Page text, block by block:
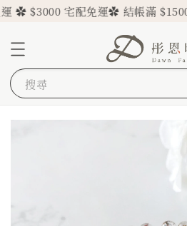
✿ $3000 宅配免運✿ 結帳滿 $1500
搜尋